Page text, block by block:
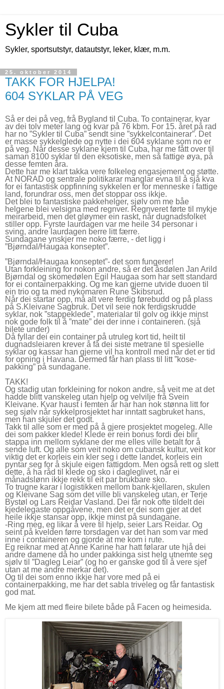
Sykler til Cuba
Sykler, sportsutstyr, datautstyr, leker, klær, m.m.
25. oktober 2014
TAKK FOR HJELPA!
604 SYKLAR PÅ VEG
Så er dei på veg, frå Bygland til Cuba. To containerar, kvar
av dei tolv meter lang og kvar på 76 kbm. For 15. året på rad
har no ”Sykler til Cuba” sendt sine ”sykkelcontainerar”. Det
er masse sykkelglede og nytte i dei 604 syklane som no er
på veg. Når desse syklane kjem til Cuba, har me fått over til
saman 8100 syklar til den eksotiske, men så fattige øya, på
desse femten åra.
Dette har me klart takka vere folkeleg engasjement og støtte.
At NORAD og sentrale politikarar manglar evna til å sjå kva
for ei fantastisk oppfinning sykkelen er for menneske i fattige
land, forundrar oss, men det stoppar oss ikkje.
Det blei to fantastiske pakkehelger, sjølv om me båe
helgene blei velsigna med regnver. Regnveret førte til mykje
meirarbeid, men det gløymer ein raskt, når dugnadsfolket
stiller opp. Fyrste laurdagen var me heile 34 personar i
sving, andre laurdagen berre litt færre.
Sundagane ynskjer me noko færre, - det ligg i
”Bjørndal/Haugaa konseptet”.
”Bjørndal/Haugaa konseptet”- det som fungerer!
Utan forkleining for nokon andre, så er det åsdølen Jan Arild
Bjørndal og skomedølen Egil Haugaa som har sett standard
for ei containerpakking. Og me kan gjerne utvide duoen til
ein trio og ta med nykomaren Rune Skibsrud.
Når dei startar opp, må alt vere ferdig førebudd og på plass
på S.Kleivane Sagbruk. Det vil seie nok ferdigskrudde
syklar, nok ”stappeklede”, materialar til golv og ikkje minst
nok gode folk til å ”mate” dei der inne i containeren. (sjå
bilete under)
Då fyllar dei ein container på utruleg kort tid, heilt til
dugnadsleiaren krever å få dei siste metrane til spesielle
syklar og kassar han gjerne vil ha kontroll med når det er tid
for opning i Havana. Dermed får han plass til litt ”kose-
pakking” på sundagane.
TAKK!
Og stadig utan forkleining for nokon andre, så veit me at det
hadde blitt vanskeleg utan hjelp og velvilje frå Svein
Kleivane. Kvar haust i femten år har han nok stønna litt for
seg sjølv når sykkelprosjektet har inntatt sagbruket hans,
men han skjuler det godt.
Takk til alle som er med på å gjere prosjektet mogeleg. Alle
dei som pakker klede! Klede er rein bonus fordi dei blir
stappa inn mellom syklane der me elles ville betalt for å
sende luft. Og alle som veit noko om cubansk kultur, veit kor
viktig det er korleis ein kler seg i dette landet, korleis ein
pyntar seg for å skjule eigen fattigdom. Men også rett og slett
dette, å ha råd til klede og sko i dagleglivet, når ei
månadslønn ikkje rekk til eit par brukbare sko.
To trugne karar i logistikken mellom bank-kjellaren, skulen
og Kleivane Sag som det ville bli vanskeleg utan, er Terje
Bystøl og Lars Reidar Vasland. Dei får nok ofte tildelt dei
kjedelegaste oppgåvene, men det er dei som gjer at det
heile ikkje stansar opp, ikkje minst på sundagane.
-Ring meg, eg likar å vere til hjelp, seier Lars Reidar. Og
seint på kvelden førre torsdagen var det han som var med
inne i containeren og gjorde at me kom i rute.
Eg reiknar med at Anne Karine har hatt følarar ute hjå dei
andre damene då ho under pakkinga sist helg utnemte seg
sjølv til ”Dagleg Leiar” (og ho er ganske god til å vere sjef
utan at me andre merkar det).
Og til dei som enno ikkje har vore med på ei
containerpakking, me har det sabla triveleg og får fantastisk
god mat.
Me kjem att med fleire bilete både på Facen og heimesida.